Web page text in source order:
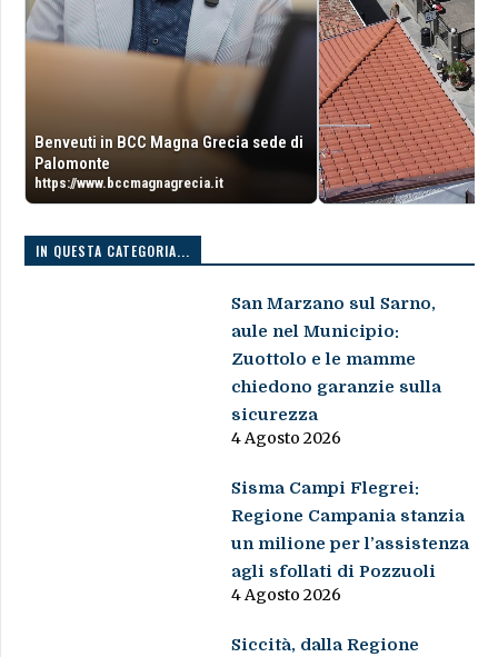
Benveuti in BCC Magna Grecia sede di
Palomonte
https://www.bccmagnagrecia.it
IN QUESTA CATEGORIA...
San Marzano sul Sarno,
aule nel Municipio:
Zuottolo e le mamme
chiedono garanzie sulla
sicurezza
4 Agosto 2026
Sisma Campi Flegrei:
Regione Campania stanzia
un milione per l’assistenza
agli sfollati di Pozzuoli
4 Agosto 2026
Siccità, dalla Regione